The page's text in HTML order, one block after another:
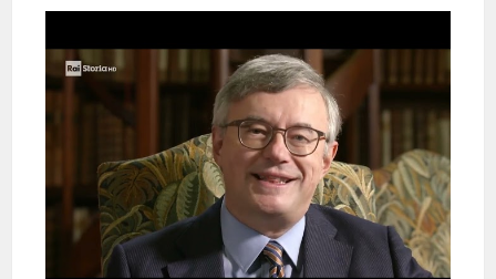
@antoniomurdaca531 3 Months 14 Days 8 Hours 36 Minutes ago
C'è da chiedersi perché Aldo Moro è stato rapito il giorno del
compromesso storico,e lui ha detto di essere stato minacciato da
Kissinger al ritorno dagli Usa,anche se Kissinger ha negato.E poi
perché gli uomini della P2 hanno depistato e insabbiato.